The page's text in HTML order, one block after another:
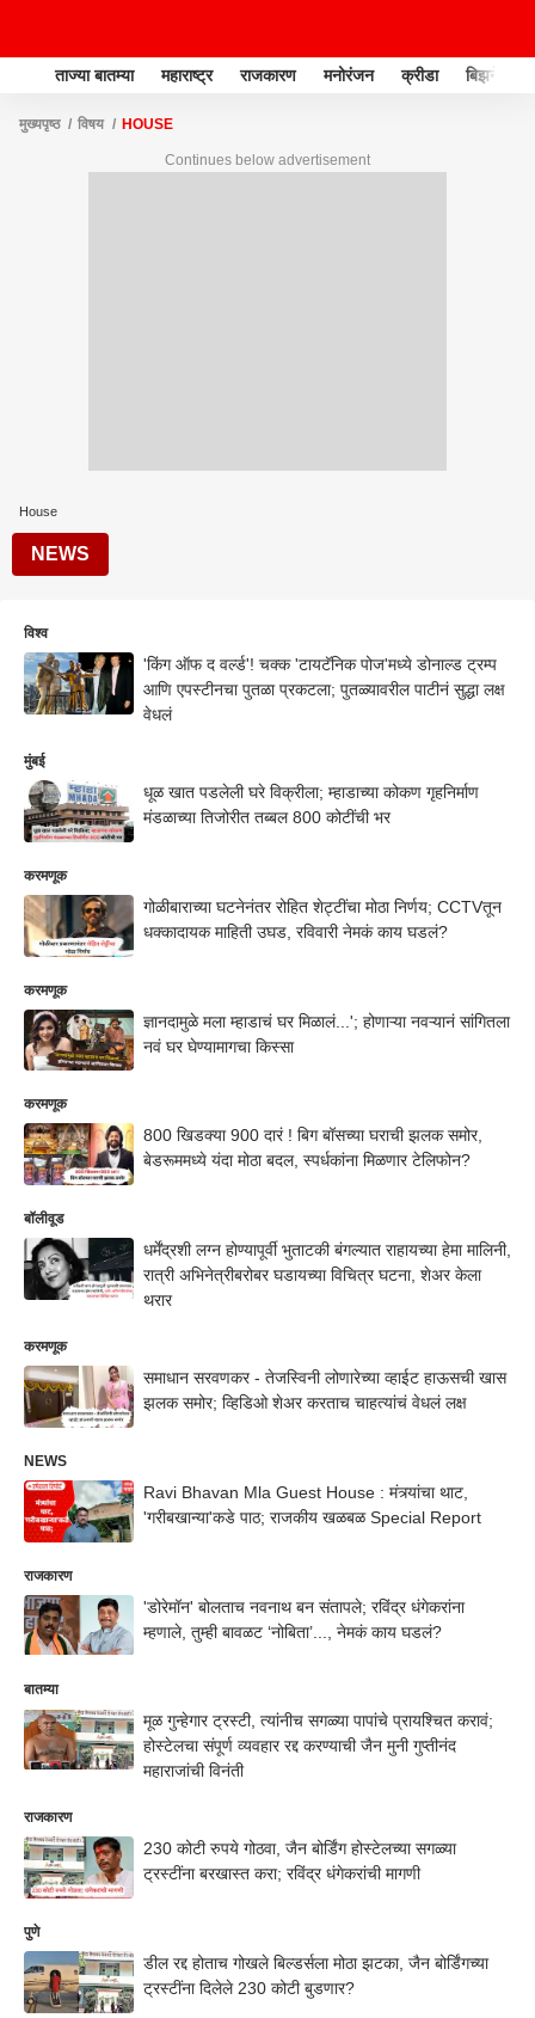
ताज्या बातम्या महाराष्ट्र राजकारण मनोरंजन क्रीडा बिझनेस
मुख्यपृष्ठ विषय HOUSE
Continues below advertisement
House
NEWS
विश्व
'किंग ऑफ द वर्ल्ड'! चक्क 'टायटॅनिक पोज'मध्ये डोनाल्ड ट्रम्प
आणि एपस्टीनचा पुतळा प्रकटला; पुतळ्यावरील पाटीनं सुद्धा लक्ष
वेधलं
मुंबई
धूळ खात पडलेली घरे विक्रीला; म्हाडाच्या कोकण गृहनिर्माण
मंडळाच्या तिजोरीत तब्बल 800 कोटींची भर
करमणूक
गोळीबाराच्या घटनेनंतर रोहित शेट्टींचा मोठा निर्णय; CCTVतून
धक्कादायक माहिती उघड, रविवारी नेमकं काय घडलं?
करमणूक
ज्ञानदामुळे मला म्हाडाचं घर मिळालं...'; होणाऱ्या नवऱ्यानं सांगितला
नवं घर घेण्यामागचा किस्सा
करमणूक
800 खिडक्या 900 दारं ! बिग बॉसच्या घराची झलक समोर,
बेडरूममध्ये यंदा मोठा बदल, स्पर्धकांना मिळणार टेलिफोन?
बॉलीवूड
धर्मेंद्रशी लग्न होण्यापूर्वी भुताटकी बंगल्यात राहायच्या हेमा मालिनी,
रात्री अभिनेत्रीबरोबर घडायच्या विचित्र घटना, शेअर केला
थरार
करमणूक
समाधान सरवणकर - तेजस्विनी लोणारेच्या व्हाईट हाऊसची खास
झलक समोर; व्हिडिओ शेअर करताच चाहत्यांचं वेधलं लक्ष
NEWS
Ravi Bhavan Mla Guest House : मंत्र्यांचा थाट,
'गरीबखान्या'कडे पाठ; राजकीय खळबळ Special Report
राजकारण
'डोरेमॉन' बोलताच नवनाथ बन संतापले; रविंद्र धंगेकरांना
म्हणाले, तुम्ही बावळट ‘नोबिता’..., नेमकं काय घडलं?
बातम्या
मूळ गुन्हेगार ट्रस्टी, त्यांनीच सगळ्या पापांचे प्रायश्चित करावं;
होस्टेलचा संपूर्ण व्यवहार रद्द करण्याची जैन मुनी गुप्तीनंद
महाराजांची विनंती
राजकारण
230 कोटी रुपये गोठवा, जैन बोर्डिंग होस्टेलच्या सगळ्या
ट्रस्टींना बरखास्त करा; रविंद्र धंगेकरांची मागणी
पुणे
डील रद्द होताच गोखले बिल्डर्सला मोठा झटका, जैन बोर्डिंगच्या
ट्रस्टींना दिलेले 230 कोटी बुडणार?